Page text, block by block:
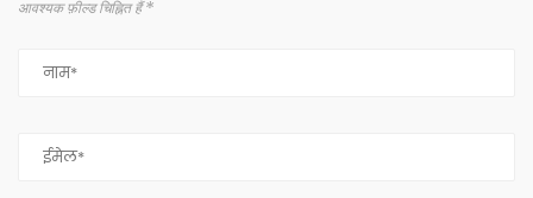
आवश्यक फ़ील्ड चिह्नित हैं *